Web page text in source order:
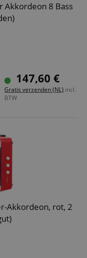
Akkordeon 8 Bass
147,60 €
Gratis verzenden (NL) incl.
BTW
Akkordeon, rot, 2